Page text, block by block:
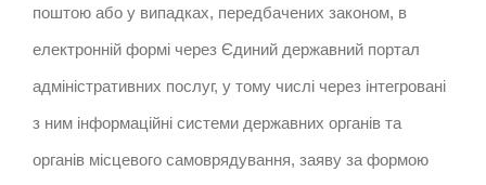
поштою або у випадках, передбачених законом, в
електронній формі через Єдиний державний портал
адміністративних послуг, у тому числі через інтегровані
з ним інформаційні системи державних органів та
органів місцевого самоврядування, заяву за формою